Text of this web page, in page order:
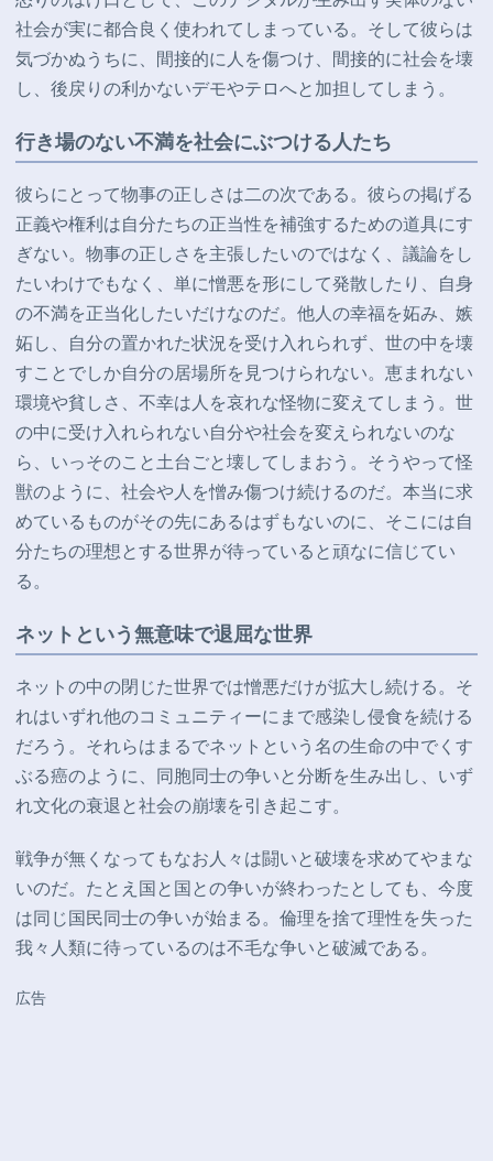
社会が実に都合良く使われてしまっている。そして彼らは
気づかぬうちに、間接的に人を傷つけ、間接的に社会を壊
し、後戻りの利かないデモやテロへと加担してしまう。
行き場のない不満を社会にぶつける人たち
彼らにとって物事の正しさは二の次である。彼らの掲げる
正義や権利は自分たちの正当性を補強するための道具にす
ぎない。物事の正しさを主張したいのではなく、議論をし
たいわけでもなく、単に憎悪を形にして発散したり、自身
の不満を正当化したいだけなのだ。他人の幸福を妬み、嫉
妬し、自分の置かれた状況を受け入れられず、世の中を壊
すことでしか自分の居場所を見つけられない。恵まれない
環境や貧しさ、不幸は人を哀れな怪物に変えてしまう。世
の中に受け入れられない自分や社会を変えられないのな
ら、いっそのこと土台ごと壊してしまおう。そうやって怪
獣のように、社会や人を憎み傷つけ続けるのだ。本当に求
めているものがその先にあるはずもないのに、そこには自
分たちの理想とする世界が待っていると頑なに信じてい
る。
ネットという無意味で退屈な世界
ネットの中の閉じた世界では憎悪だけが拡大し続ける。そ
れはいずれ他のコミュニティーにまで感染し侵食を続ける
だろう。それらはまるでネットという名の生命の中でくす
ぶる癌のように、同胞同士の争いと分断を生み出し、いず
れ文化の衰退と社会の崩壊を引き起こす。
戦争が無くなってもなお人々は闘いと破壊を求めてやまな
いのだ。たとえ国と国との争いが終わったとしても、今度
は同じ国民同士の争いが始まる。倫理を捨て理性を失った
我々人類に待っているのは不毛な争いと破滅である。
広告